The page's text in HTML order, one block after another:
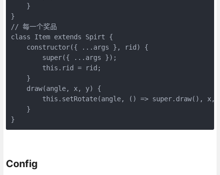
    }
}
// 每一个奖品
class Item extends Spirt {
    constructor({ ...args }, rid) {
        super({ ...args });
        this.rid = rid;
    }
    draw(angle, x, y) {
this.setRotate(angle, () => super.draw(), x,
    }
}
Config